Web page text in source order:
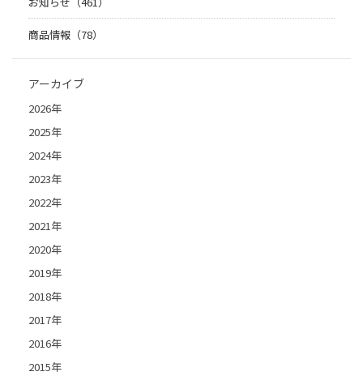
商品情報（78）
アーカイブ
2026年
2025年
2024年
2023年
2022年
2021年
2020年
2019年
2018年
2017年
2016年
2015年